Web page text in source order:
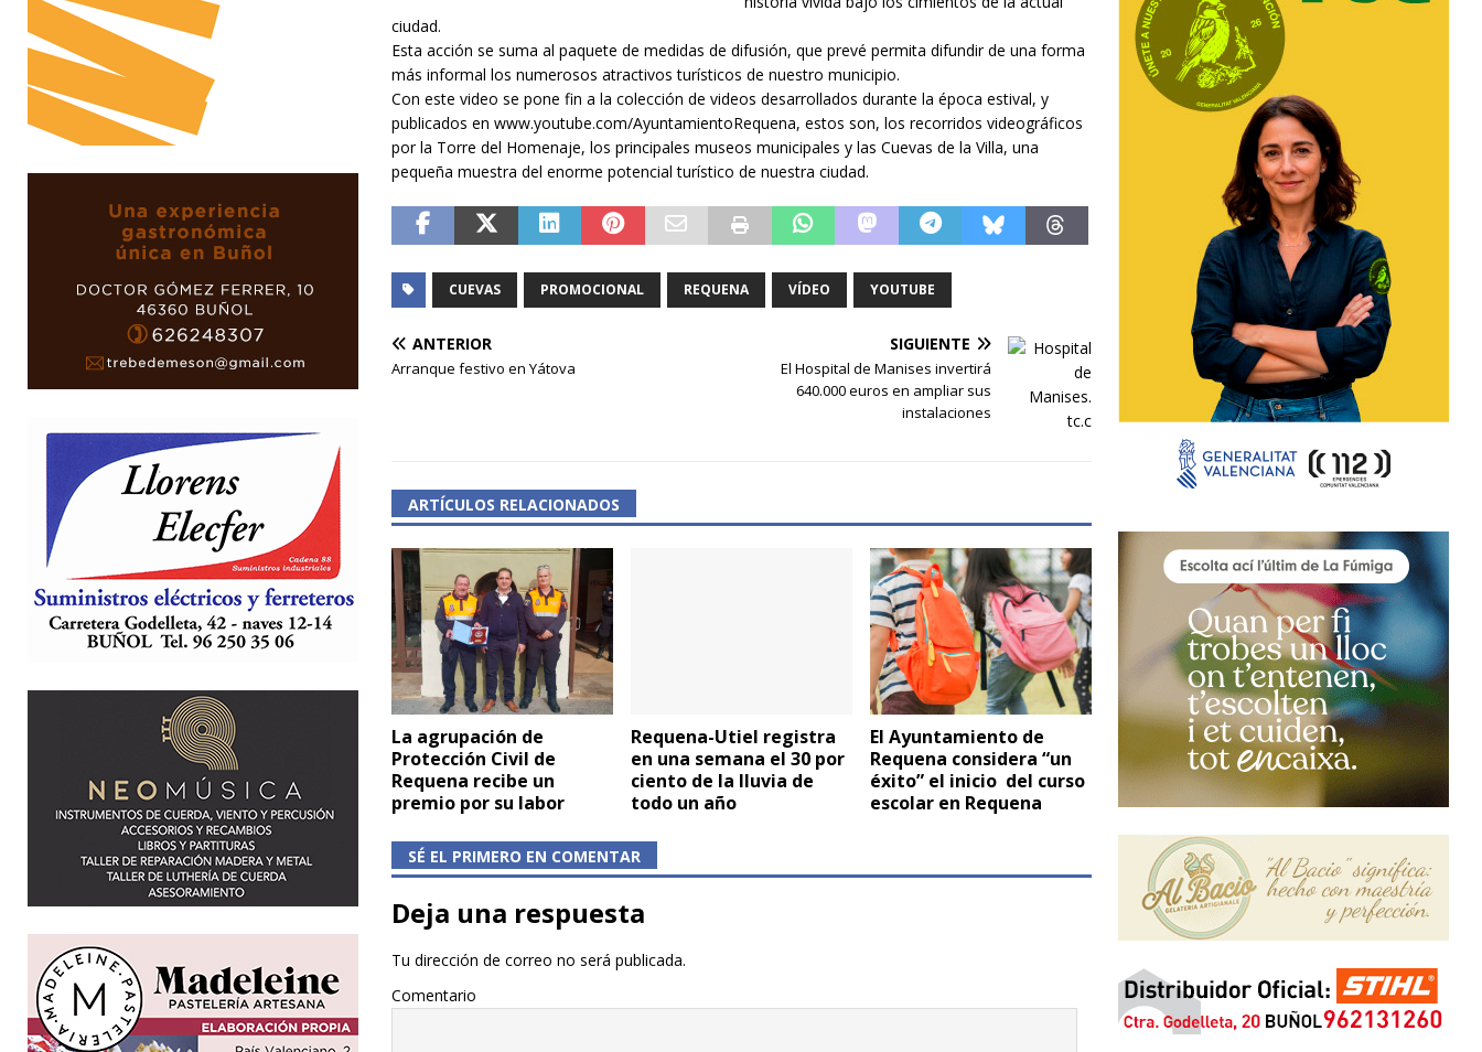
ciudad.
Esta acción se suma al paquete de medidas de difusión, que prevé permita difundir de una forma
más informal los numerosos atractivos turísticos de nuestro municipio.
Con este video se pone fin a la colección de videos desarrollados durante la época estival, y
publicados en www.youtube.com/AyuntamientoRequena, estos son, los recorridos videográficos
por la Torre del Homenaje, los principales museos municipales y las Cuevas de la Villa, una
pequeña muestra del enorme potencial turístico de nuestra ciudad.
CUEVAS PROMOCIONAL REQUENA VÍDEO YOUTUBE
ANTERIOR
Arranque festivo en Yátova
SIGUIENTE
El Hospital de Manises invertirá
640.000 euros en ampliar sus
instalaciones
ARTÍCULOS RELACIONADOS
La agrupación de
Protección Civil de
Requena recibe un
premio por su labor
Requena-Utiel registra
en una semana el 30 por
ciento de la lluvia de
todo un año
El Ayuntamiento de
Requena considera “un
éxito” el inicio del curso
escolar en Requena
SÉ EL PRIMERO EN COMENTAR
Deja una respuesta
Tu dirección de correo no será publicada.
Comentario